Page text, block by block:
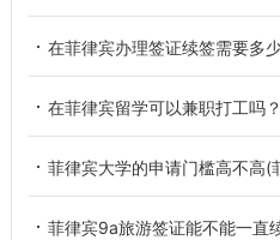
在菲律宾办理签证续签需要多
在菲律宾留学可以兼职打工吗？
菲律宾大学的申请门槛高不高(
菲律宾9a旅游签证能不能一直